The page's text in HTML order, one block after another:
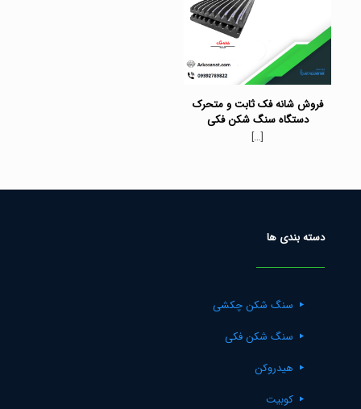
فروش شانه فک ثابت و متحرک
دستگاه سنگ شکن فکی
[…]
دسته بندی ها
سنگ شکن چکشی
سنگ شکن فکی
هیدروکن
کوبیت